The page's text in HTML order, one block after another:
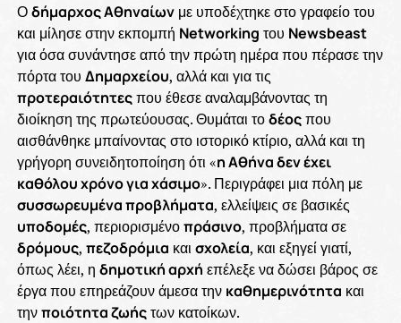
Οδήμαρχος Αθηναίωνμε υποδέχτηκε στο γραφείο του
και μίλησε στην εκπομπή Networking του Newsbeast
για όσα συνάντησε από την πρώτη ημέρα που πέρασε την
πόρτα του Δημαρχείου, αλλά και για τις
προτεραιότητεςπου έθεσε αναλαμβάνοντας τη
διοίκηση της πρωτεύουσας. Θυμάται τοδέοςπου
αισθάνθηκε μπαίνοντας στο ιστορικό κτίριο, αλλά και τη
γρήγορη συνειδητοποίηση ότι «η Αθήνα δεν έχει
καθόλου χρόνο για χάσιμο». Περιγράφει μια πόλη με
συσσωρευμένα προβλήματα, ελλείψεις σε βασικές
υποδομές, περιορισμένοπράσινο, προβλήματα σε
δρόμους, πεζοδρόμια και σχολεία, και εξηγεί γιατί,
όπως λέει, η δημοτική αρχή επέλεξε να δώσει βάρος σε
έργα που επηρεάζουν άμεσα την καθημερινότητα και
τηνποιότητα ζωήςτων κατοίκων.